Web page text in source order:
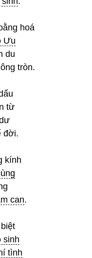
hoá
Ưu
du
tròn.
từ
đời.
kính
can.
sinh
tình